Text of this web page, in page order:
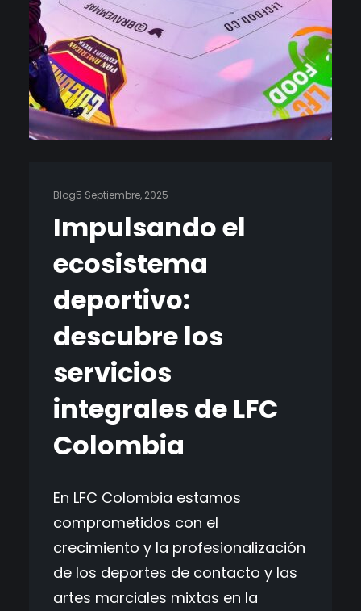
Blog5 Septiembre, 2025
Impulsando el
ecosistema
deportivo:
descubre los
servicios
integrales de LFC
Colombia
En LFC Colombia estamos
comprometidos con el
crecimiento y la profesionalización
de los deportes de contacto y las
artes marciales mixtas en la